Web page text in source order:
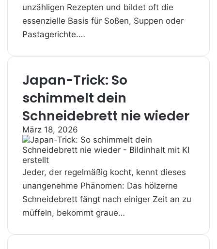
unzähligen Rezepten und bildet oft die
essenzielle Basis für Soßen, Suppen oder
Pastagerichte.…
Japan-Trick: So
schimmelt dein
Schneidebrett nie wieder
März 18, 2026
Jeder, der regelmäßig kocht, kennt dieses
unangenehme Phänomen: Das hölzerne
Schneidebrett fängt nach einiger Zeit an zu
müffeln, bekommt graue…